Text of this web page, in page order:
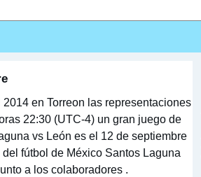
en Torreon las representaciones
22:30 (UTC-4) un gran juego de
vs León es el 12 de septiembre
fútbol de México Santos Laguna
a los colaboradores .